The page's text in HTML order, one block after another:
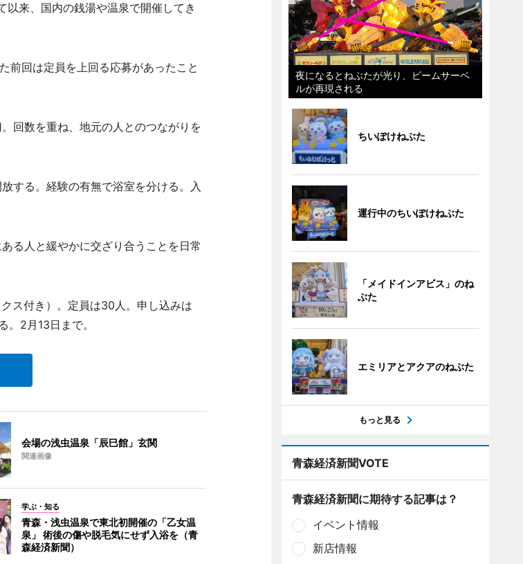
来、国内の銭湯や温泉で開催してき
回は定員を上回る応募があったこと
回数を重ね、地元の人とのつながりを
する。経験の有無で浴室を分ける。入
る人と緩やかに交ざり合うことを日常
ス付き）。定員は30人。申し込みは
。2月13日まで。
会場の浅虫温泉「辰巳館」玄関
関連画像
学ぶ・知る
青森・浅虫温泉で東北初開催の「乙女温
泉」 術後の傷や脱毛気にせず入浴を（青
森経済新聞）
夜になるとねぶたが光り、ビームサーベ
ルが再現される
ちいぽけねぶた
運行中のちいぽけねぶた
「メイドインアビス」のね
ぶた
エミリアとアクアのねぶた
もっと見る
青森経済新聞VOTE
青森経済新聞に期待する記事は？
イベント情報
新店情報